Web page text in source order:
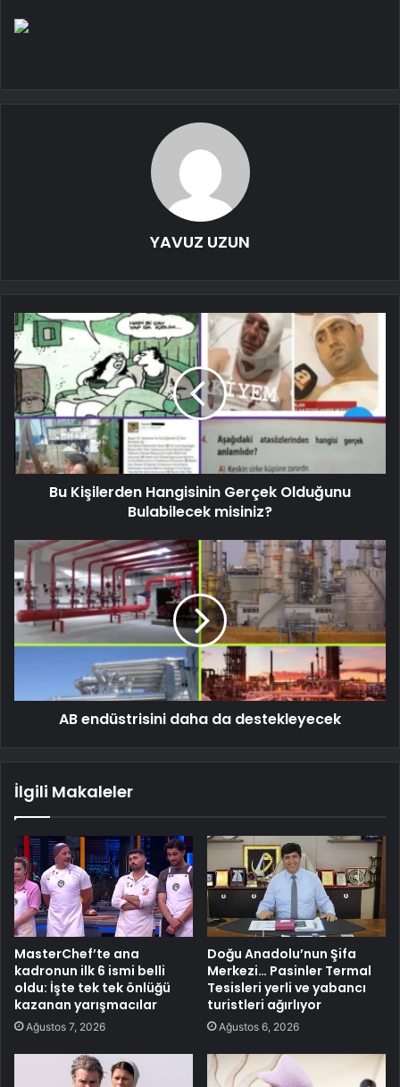
YAVUZ UZUN
Bu Kişilerden Hangisinin Gerçek Olduğunu
Bulabilecek misiniz?
AB endüstrisini daha da destekleyecek
İlgili Makaleler
MasterChef’te ana
kadronun ilk 6 ismi belli
oldu: İşte tek tek önlüğü
kazanan yarışmacılar
Ağustos 7, 2026
Doğu Anadolu’nun Şifa
Merkezi… Pasinler Termal
Tesisleri yerli ve yabancı
turistleri ağırlıyor
Ağustos 6, 2026